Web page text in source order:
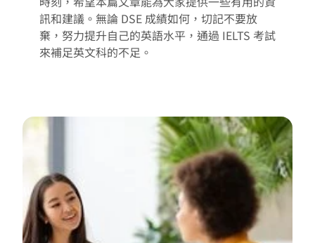
訊和建議。無論 DSE 成績如何，切記不要放
棄，努力提升自己的英語水平，通過 IELTS 考試
來補足英文科的不足。